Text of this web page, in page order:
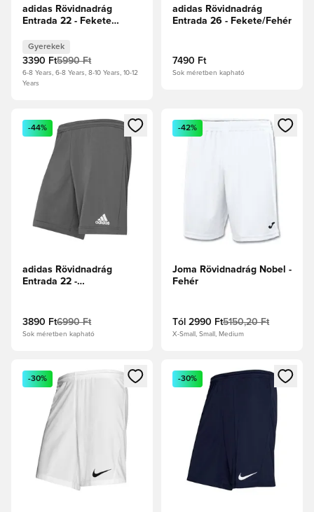
adidas Rövidnadrág
Entrada 22 - Fekete
Gyerekek
3390 Ft5990 Ft
6-8 Years, 6-8 Years, 8-10 Years, 10-12
Years
adidas Rövidnadrág
Entrada 26 - Fekete/Fehér
7490 Ft
Sok méretben kapható
Megnyit egy modált a bejelentkezéshez vagy a tagként
-44%
adidas Rövidnadrág
Entrada 22 -
3890 Ft6990 Ft
Sok méretben kapható
Megnyit egy modált a
-42%
Joma Rövidnadrág Nobel -
Fehér
Tól 2990 Ft5150,20 Ft
X-Small, Small, Medium
Megnyit egy modált a bejelentkezéshez vagy a tagként
-30%
Megnyit egy modált a
-30%